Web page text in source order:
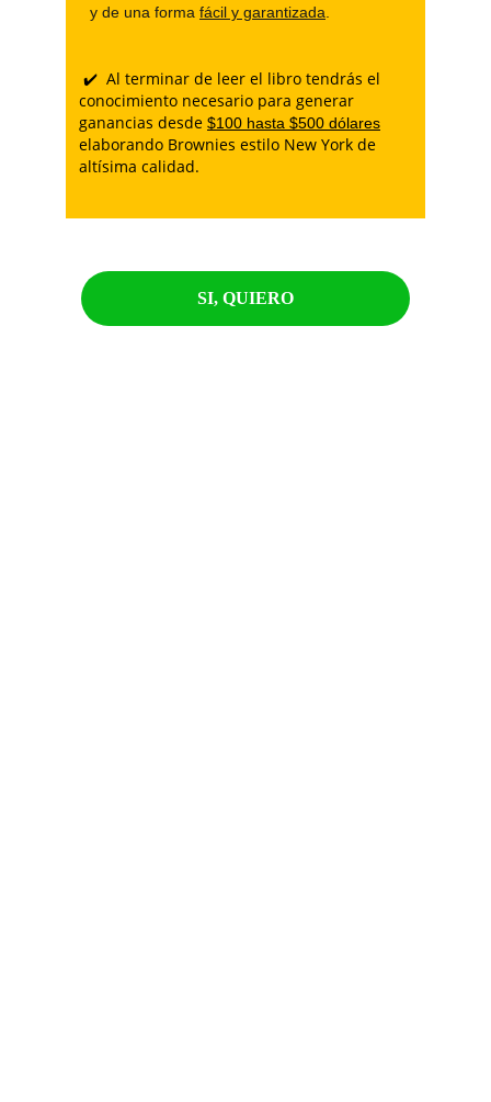
y de una forma fácil y garantizada
SI, QUIERO
✔️ Al terminar de leer el libro tendrás el
conocimiento necesario para generar
ganancias desde $100 hasta $500 dólares
elaborando Brownies estilo New York de
altísima calidad.